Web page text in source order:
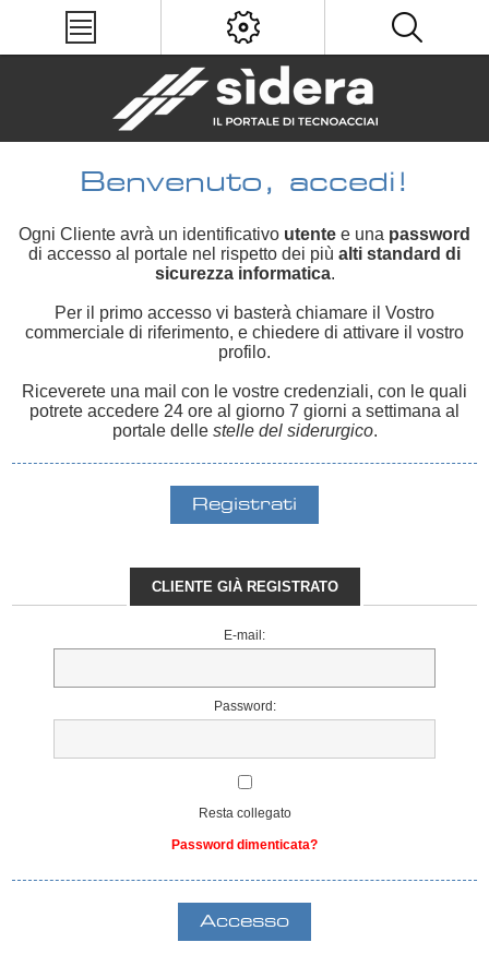
Benvenuto, accedi!
Ogni Cliente avrà un identificativo utente e una password
di accesso al portale nel rispetto dei più alti standard di
sicurezza informatica.
Per il primo accesso vi basterà chiamare il Vostro
commerciale di riferimento, e chiedere di attivare il vostro
profilo.
Riceverete una mail con le vostre credenziali, con le quali
potrete accedere 24 ore al giorno 7 giorni a settimana al
portale delle stelle del siderurgico.
CLIENTE GIÀ REGISTRATO
E-mail:
Password:
Resta collegato
Password dimenticata?